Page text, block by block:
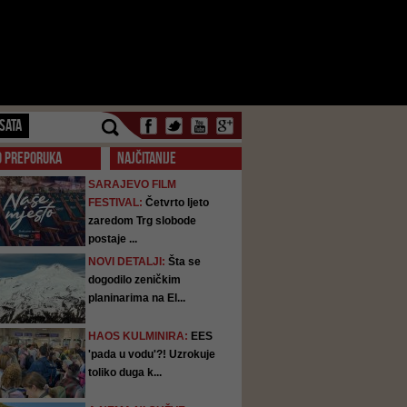
PREPORUKA
NAJČITANIJE
SARAJEVO FILM
FESTIVAL: Četvrto ljeto
zaredom Trg slobode
postaje ...
NOVI DETALJI: Šta se
dogodilo zeničkim
planinarima na El...
HAOS KULMINIRA: EES
'pada u vodu'?! Uzrokuje
toliko duga k...